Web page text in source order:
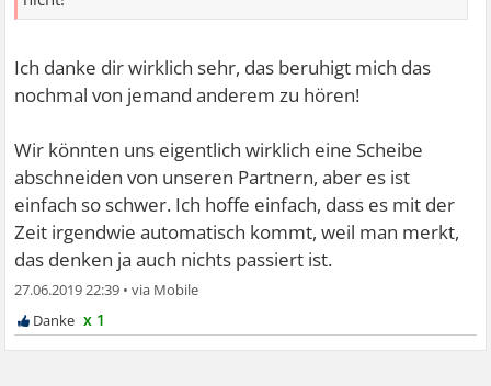
Ich danke dir wirklich sehr, das beruhigt mich das
nochmal von jemand anderem zu hören!
Wir könnten uns eigentlich wirklich eine Scheibe
abschneiden von unseren Partnern, aber es ist
einfach so schwer. Ich hoffe einfach, dass es mit der
Zeit irgendwie automatisch kommt, weil man merkt,
das denken ja auch nichts passiert ist.
27.06.2019 22:39 •
x 1